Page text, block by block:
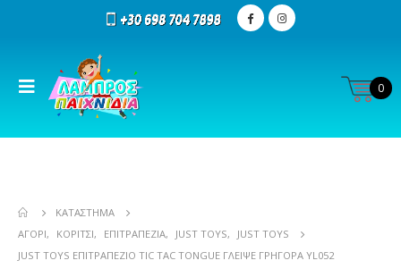
0
ΚΑΤΆΣΤΗΜΑ
ΑΓΌΡΙ, ΚΟΡΊΤΣΙ, ΕΠΙΤΡΑΠΕΖΊΑ, JUST TOYS,
JUST TOYS
JUST TOYS ΕΠΙΤΡΑΠΈΖΙΟ TIC TAC TONGUE ΓΛΕΊΨΕ ΓΡΉΓΟΡΑ YL052